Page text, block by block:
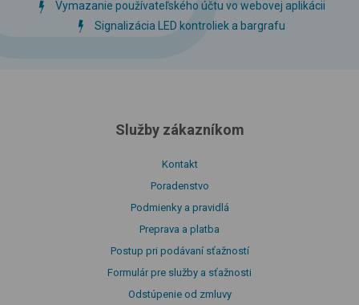
Vymazanie používateľského účtu vo webovej aplikácii
Signalizácia LED kontroliek a bargrafu
Služby zákazníkom
Kontakt
Poradenstvo
Podmienky a pravidlá
Preprava a platba
Postup pri podávaní sťažností
Formulár pre služby a sťažnosti
Odstúpenie od zmluvy